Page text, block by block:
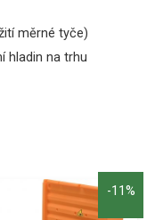
měrné tyče)
hladin na trhu
-11%